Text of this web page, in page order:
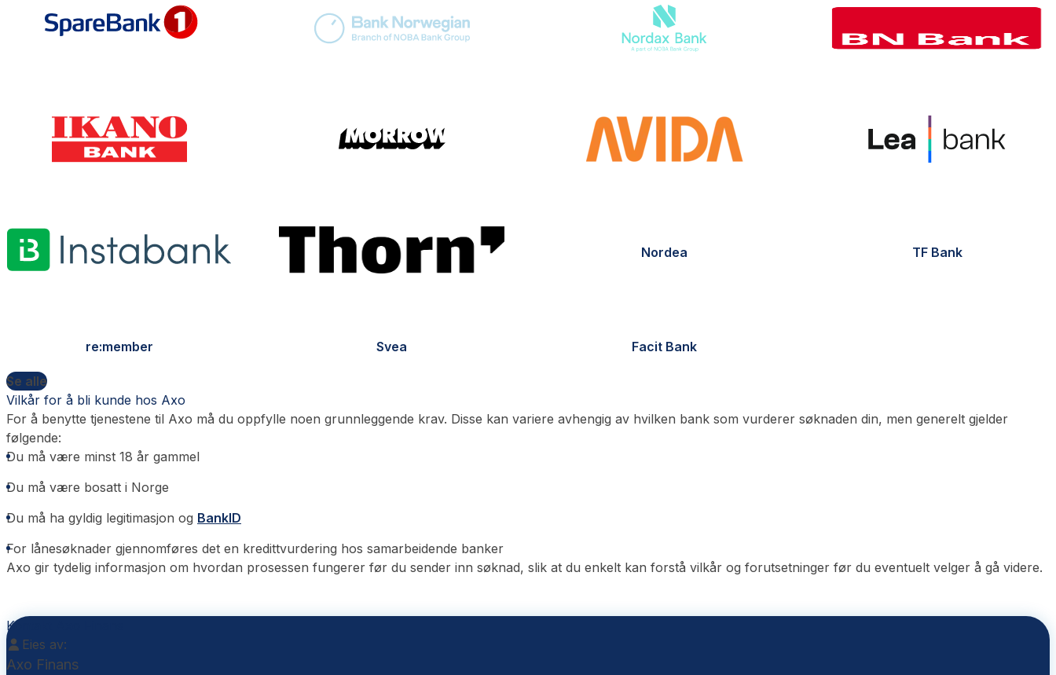
Nordea TF Bank
re:member Svea Facit Bank
Se alle
Vilkår for å bli kunde hos Axo
For å benytte tjenestene til Axo må du oppfylle noen grunnleggende krav. Disse kan variere avhengig av hvilken bank som vurderer søknaden din, men generelt gjelder
følgende:
Du må være minst 18 år gammel
Du må være bosatt i Norge
Du må ha gyldig legitimasjon og BankID
For lånesøknader gjennomføres det en kredittvurdering hos samarbeidende banker
Axo gir tydelig informasjon om hvordan prosessen fungerer før du sender inn søknad, slik at du enkelt kan forstå vilkår og forutsetninger før du eventuelt velger å gå videre.
Kontakt Axo Finans
Eies av:
Axo Finans